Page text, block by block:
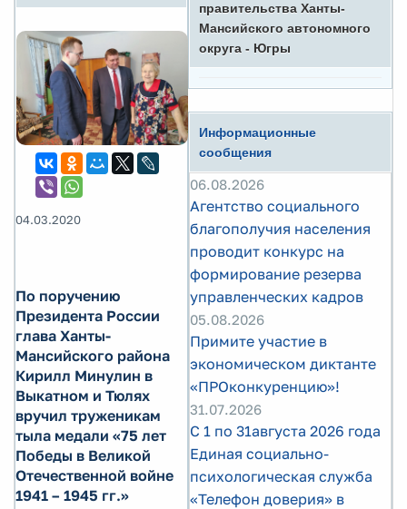
04.03.2020
По поручению
Президента России
глава Ханты-
Мансийского района
Кирилл Минулин в
Выкатном и Тюлях
вручил труженикам
тыла медали «75 лет
Победы в Великой
Отечественной войне
1941 – 1945 гг.»
правительства Ханты-
Мансийского автономного
округа - Югры
Информационные
сообщения
06.08.2026
Агентство социального
благополучия населения
проводит конкурс на
формирование резерва
управленческих кадров
05.08.2026
Примите участие в
экономическом диктанте
«ПРОконкуренцию»!
31.07.2026
С 1 по 31августа 2026 года
Единая социально-
психологическая служба
«Телефон доверия» в